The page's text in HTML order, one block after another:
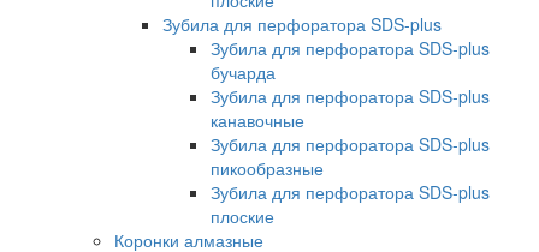
Зубила для перфоратора SDS-plus
Зубила для перфоратора SDS-plus
бучарда
Зубила для перфоратора SDS-plus
канавочные
Зубила для перфоратора SDS-plus
пикообразные
Зубила для перфоратора SDS-plus
плоские
Коронки алмазные